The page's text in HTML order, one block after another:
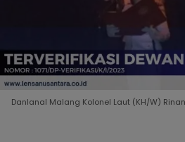
Danlanal Malang Kolonel Laut (KH/W)